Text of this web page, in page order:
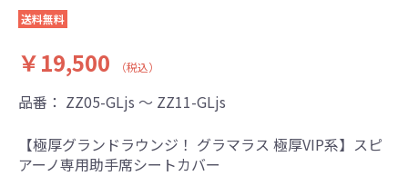
送料無料
￥19,500 （税込）
品番： ZZ05-GLjs ～ ZZ11-GLjs
【極厚グランドラウンジ！ グラマラス 極厚VIP系】スピ
アーノ専用助手席シートカバー